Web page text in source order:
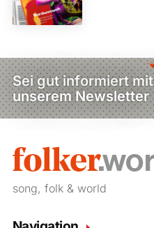
Sei gut informiert mit
unserem Newsletter
song, folk & world